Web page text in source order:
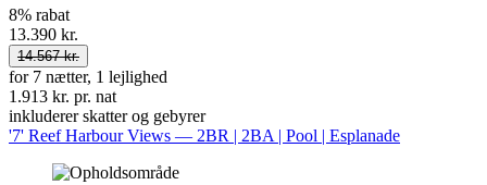
8% rabat
13.390 kr.
14.567 kr.
for 7 nætter, 1 lejlighed
1.913 kr. pr. nat
inkluderer skatter og gebyrer
'7' Reef Harbour Views — 2BR | 2BA | Pool | Esplanade